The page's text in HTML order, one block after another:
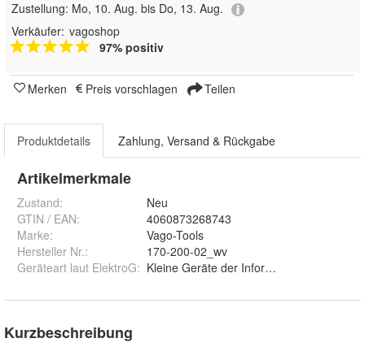
Zustellung: Mo, 10. Aug. bis Do, 13. Aug.
Verkäufer: vagoshop
97% positiv
Merken Preis vorschlagen Teilen
Produktdetails Zahlung, Versand & Rückgabe
Artikelmerkmale
Zustand:
Neu
GTIN / EAN:
4060873268743
Marke:
Vago-Tools
Hersteller Nr.:
170-200-02_wv
Geräteart laut ElektroG: Kleine Geräte der Informations- und
Kurzbeschreibung